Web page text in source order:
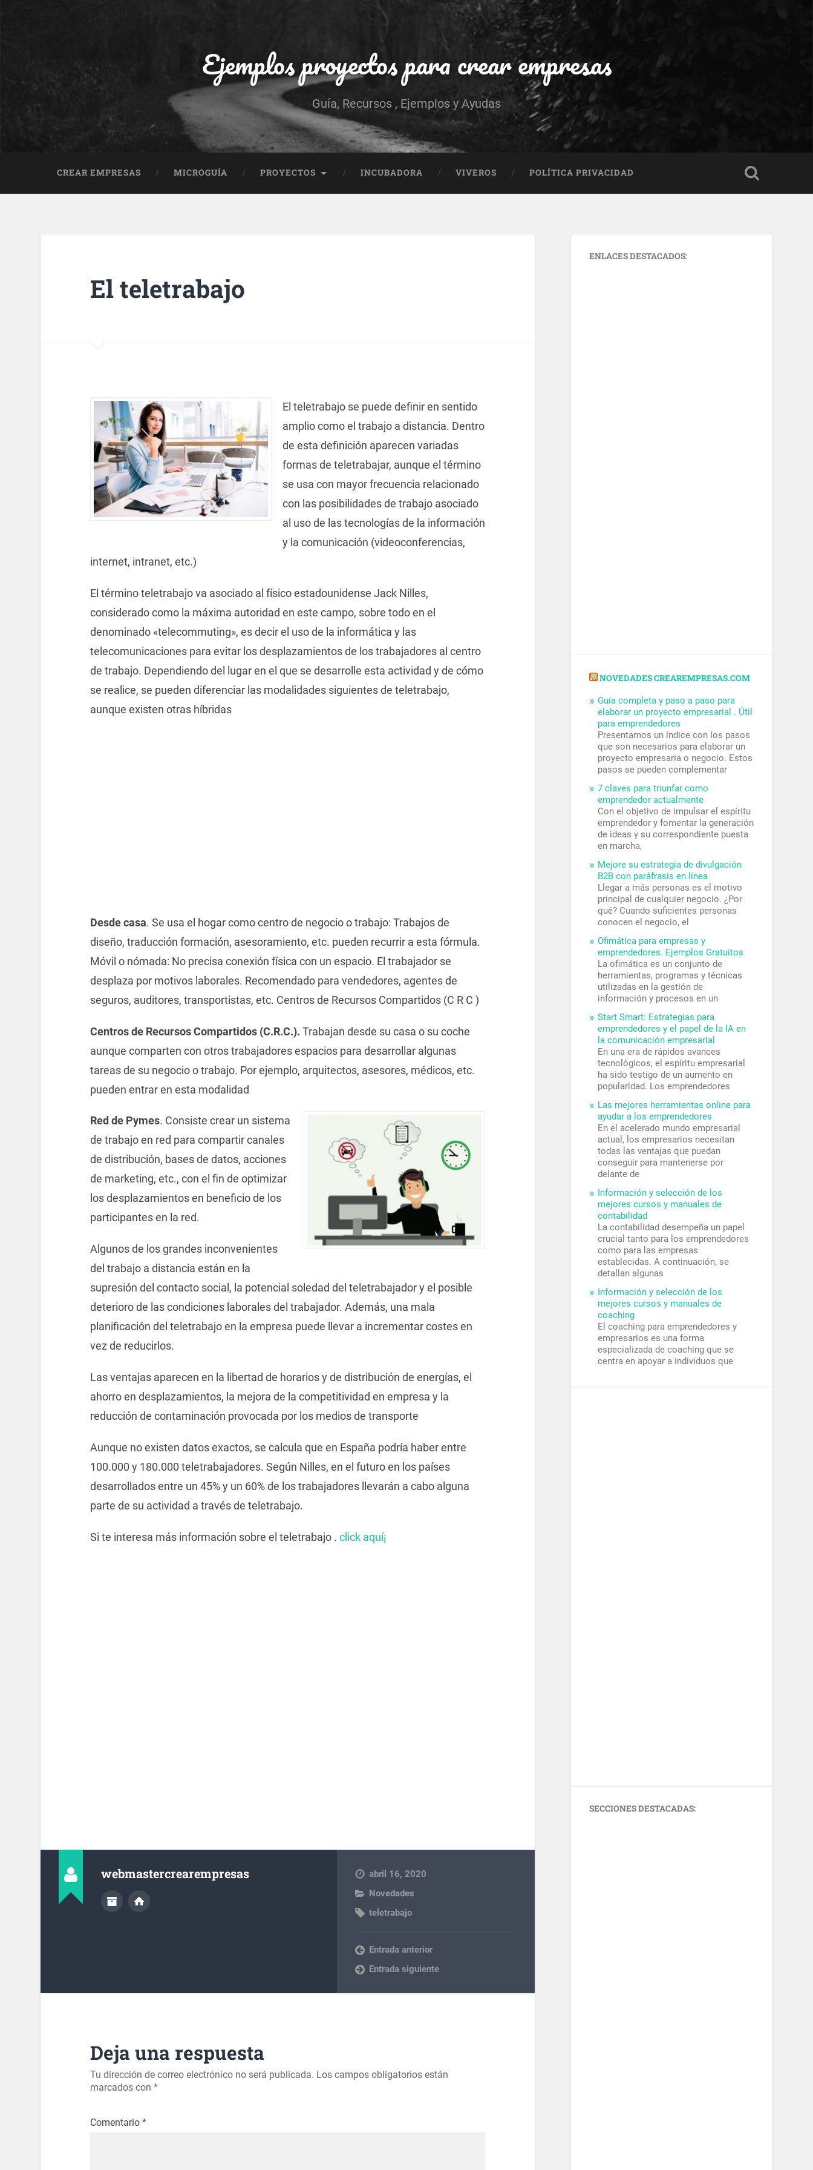
Ejemplos proyectos para crear empresas
Guía, Recursos , Ejemplos y Ayudas
CREAR EMPRESAS MICROGUÍA PROYECTOS INCUBADORA VIVEROS POLÍTICA PRIVACIDAD
El teletrabajo
El teletrabajo se puede definir en sentido
amplio como el trabajo a distancia. Dentro
de esta definición aparecen variadas
formas de teletrabajar, aunque el término
se usa con mayor frecuencia relacionado
con las posibilidades de trabajo asociado
al uso de las tecnologías de la información
y la comunicación (videoconferencias,
internet, intranet, etc.)
El término teletrabajo va asociado al físico estadounidense Jack Nilles,
considerado como la máxima autoridad en este campo, sobre todo en el
denominado «telecommuting», es decir el uso de la informática y las
telecomunicaciones para evitar los desplazamientos de los trabajadores al centro
de trabajo. Dependiendo del lugar en el que se desarrolle esta actividad y de cómo
se realice, se pueden diferenciar las modalidades siguientes de teletrabajo,
aunque existen otras híbridas
Desde casa. Se usa el hogar como centro de negocio o trabajo: Trabajos de
diseño, traducción formación, asesoramiento, etc. pueden recurrir a esta fórmula.
Móvil o nómada: No precisa conexión física con un espacio. El trabajador se
desplaza por motivos laborales. Recomendado para vendedores, agentes de
seguros, auditores, transportistas, etc. Centros de Recursos Compartidos (C R C )
Centros de Recursos Compartidos (C.R.C.). Trabajan desde su casa o su coche
aunque comparten con otros trabajadores espacios para desarrollar algunas
tareas de su negocio o trabajo. Por ejemplo, arquitectos, asesores, médicos, etc.
pueden entrar en esta modalidad
Red de Pymes. Consiste crear un sistema
de trabajo en red para compartir canales
de distribución, bases de datos, acciones
de marketing, etc., con el fin de optimizar
los desplazamientos en beneficio de los
participantes en la red.
Algunos de los grandes inconvenientes
del trabajo a distancia están en la
supresión del contacto social, la potencial soledad del teletrabajador y el posible
deterioro de las condiciones laborales del trabajador. Además, una mala
planificación del teletrabajo en la empresa puede llevar a incrementar costes en
vez de reducirlos.
Las ventajas aparecen en la libertad de horarios y de distribución de energías, el
ahorro en desplazamientos, la mejora de la competitividad en empresa y la
reducción de contaminación provocada por los medios de transporte
Aunque no existen datos exactos, se calcula que en España podría haber entre
100.000 y 180.000 teletrabajadores. Según Nilles, en el futuro en los países
desarrollados entre un 45% y un 60% de los trabajadores llevarán a cabo alguna
parte de su actividad a través de teletrabajo.
Si te interesa más información sobre el teletrabajo . click aquí¡
webmastercrearempresas
abril 16, 2020
Novedades
teletrabajo
Entrada anterior
Entrada siguiente
Deja una respuesta
Tu dirección de correo electrónico no será publicada. Los campos obligatorios están
marcados con *
Comentario *
ENLACES DESTACADOS:
NOVEDADES CREAREMPRESAS.COM
Guía completa y paso a paso para
elaborar un proyecto empresarial . Útil
para emprendedores
Presentamos un índice con los pasos
que son necesarios para elaborar un
proyecto empresaria o negocio. Estos
pasos se pueden complementar
7 claves para triunfar como
emprendedor actualmente
Con el objetivo de impulsar el espíritu
emprendedor y fomentar la generación
de ideas y su correspondiente puesta
en marcha,
Mejore su estrategia de divulgación
B2B con paráfrasis en línea
Llegar a más personas es el motivo
principal de cualquier negocio. ¿Por
qué? Cuando suficientes personas
conocen el negocio, el
Ofimática para empresas y
emprendedores. Ejemplos Gratuitos
La ofimática es un conjunto de
herramientas, programas y técnicas
utilizadas en la gestión de
información y procesos en un
Start Smart: Estrategias para
emprendedores y el papel de la IA en
la comunicación empresarial
En una era de rápidos avances
tecnológicos, el espíritu empresarial
ha sido testigo de un aumento en
popularidad. Los emprendedores
Las mejores herramientas online para
ayudar a los emprendedores
En el acelerado mundo empresarial
actual, los empresarios necesitan
todas las ventajas que puedan
conseguir para mantenerse por
delante de
Información y selección de los
mejores cursos y manuales de
contabilidad
La contabilidad desempeña un papel
crucial tanto para los emprendedores
como para las empresas
establecidas. A continuación, se
detallan algunas
Información y selección de los
mejores cursos y manuales de
coaching
El coaching para emprendedores y
empresarios es una forma
especializada de coaching que se
centra en apoyar a individuos que
SECCIONES DESTACADAS: